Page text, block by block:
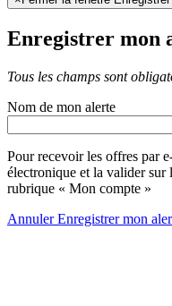
Enregistrer mon
Tous les champs sont
Nom de mon alerte
Pour recevoir les offres par
électronique et la valider sur
rubrique « Mon compte »
AnnulerEnregistrer mon